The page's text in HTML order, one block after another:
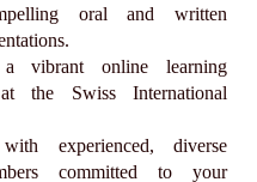
oral and written
vibrant online learning
the Swiss International
experienced, diverse
committed to your